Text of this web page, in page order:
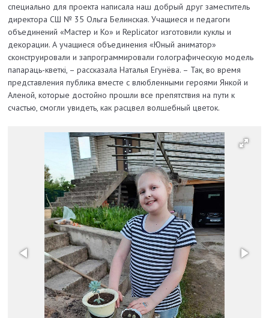
специально для проекта написала наш добрый друг заместитель
директора СШ № 35 Ольга Белинская. Учащиеся и педагоги
объединений «Мастер и Ко» и Replicator изготовили куклы и
декорации. А учащиеся объединения «Юный аниматор»
сконструировали и запрограммировали голографическую модель
папараць-кветкi, – рассказала Наталья Егунёва. – Так, во время
представления публика вместе с влюбленными героями Янкой и
Аленой, которые достойно прошли все препятствия на пути к
счастью, смогли увидеть, как расцвел волшебный цветок.